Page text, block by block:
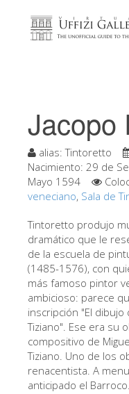
Home
Los
Visite
Visita
Las
Las
Los
Las
Otros
Jacopo
alias:Tintoretto
Nacimiento: 29 de
Mayo 1594
veneciano, Sala de
Tintoretto produjo
dramático que le
de la escuela de
(1485-1576), con
más famoso pintor
ambicioso: parece
inscripción "El dibujo
Tiziano". Ese era su
compositivo de
Tiziano. Uno de los
renacentista. A
anticipado el Barroco.